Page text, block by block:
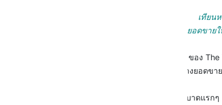
เทียน
คือ ไอเทมที่สร้างยอดขา
นี่คือข้อมูลที่ไม่เกินจริงจากบทความของ
Bath & Body Works ที่สามารถสร้างยอด
ปฏิเสธไม่ได้เลยว่าในช่วงที่โควิดระบาดแร